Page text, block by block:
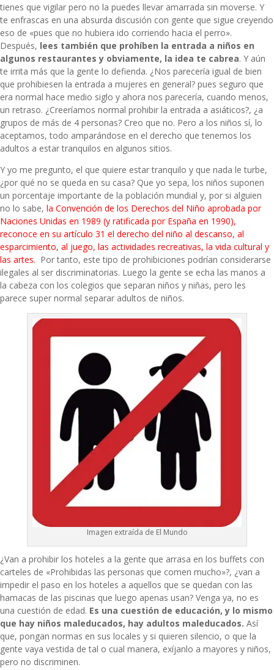
tienes que vigilar pero no la puedes llevar amarrada sin moverse. Y
te enfrascas en una absurda discusión con gente que sigue creyendo
eso de «pues que no hubiera ido corriendo hacia el perro».
Después, lees también que prohíben la entrada a niños en
algunos restaurantes y obviamente, la idea te cabrea. Y aún
te irrita más que la gente lo defienda. ¿Nos parecería igual de bien
que prohibiesen la entrada a mujeres en general? pues seguro que
era normal hace medio siglo y ahora nos parecería, cuando menos,
un retraso. ¿Creeríamos normal prohibir la entrada a asiáticos?, ¿a
grupos de más de 4 personas? Creo que no. Pero a los niños sí, lo
aceptamos, todo amparándose en el derecho que tenemos los
adultos a estar tranquilos en algunos sitios.
Y yo me pregunto, el que quiere estar tranquilo y que nada le turbe,
¿por qué no se queda en su casa? Que yo sepa, los niños suponen
un porcentaje importante de la población mundial y, por si alguien
no lo sabe, la Convención de los Derechos del Niño aprobada por
Naciones Unidas en 1989 (y ratificada por España en 1990),
reconoce en su artículo 31 el derecho del niño al descanso, al
esparcimiento, al juego, las actividades recreativas, la vida cultural y
las artes. Por tanto, este tipo de prohibiciones podrían considerarse
ilegales al ser discriminatorias. Luego la gente se echa las manos a
la cabeza con los colegios que separan niños y niñas, pero les
parece super normal separar adultos de niños.
Imagen extraída de El Mundo
¿Van a prohibir los hoteles a la gente que arrasa en los buffets con
carteles de «Prohibidas las personas que comen mucho»?, ¿van a
impedir el paso en los hoteles a aquellos que se quedan con las
hamacas de las piscinas que luego apenas usan? Venga ya, no es
una cuestión de edad. Es una cuestión de educación, y lo mismo
que hay niños maleducados, hay adultos maleducados. Así
que, pongan normas en sus locales y si quieren silencio, o que la
gente vaya vestida de tal o cual manera, exíjanlo a mayores y niños,
pero no discriminen.